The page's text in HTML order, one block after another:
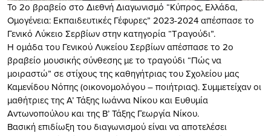
Το 2ο βραβείο στο Διεθνή Διαγωνισμό “Κύπρος, Ελλάδα,
Ομογένεια: Εκπαιδευτικές Γέφυρες” 2023-2024 απέσπασε το
Γενικό Λύκειο Σερβίων στην κατηγορία “Τραγούδι”.
Η ομάδα του Γενικού Λυκείου Σερβίων απέσπασε το 2ο
βραβείο μουσικής σύνθεσης με το τραγούδι “Πώς να
μοιραστώ” σε στίχους της καθηγήτριας του Σχολείου μας
Καμενίδου Νόπης (οικονομολόγου – ποιήτριας). Συμμετείχαν οι
μαθήτριες της Α’ Τάξης Ιωάννα Νίκου και Ευθυμία
Αντωνοπούλου και της Β’ Τάξης Γεωργία Νίκου.
Βασική επιδίωξη του διαγωνισμού είναι να αποτελέσει